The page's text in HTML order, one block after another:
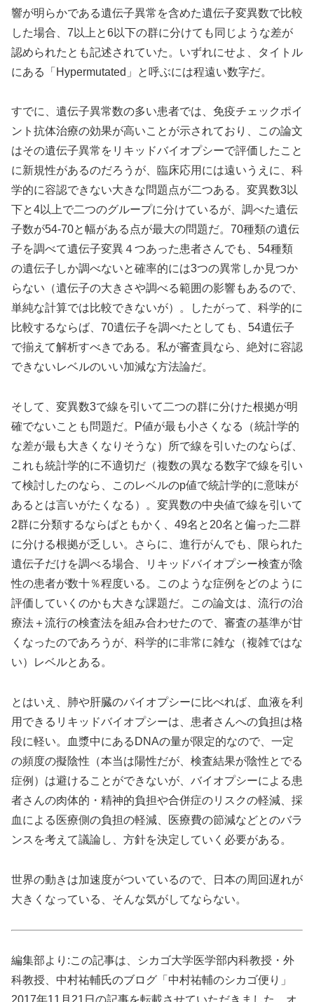
響が明らかである遺伝子異常を含めた遺伝子変異数で比較
した場合、7以上と6以下の群に分けても同じような差が
認められたとも記述されていた。いずれにせよ、タイトル
にある「Hypermutated」と呼ぶには程遠い数字だ。
すでに、遺伝子異常数の多い患者では、免疫チェックポイ
ント抗体治療の効果が高いことが示されており、この論文
はその遺伝子異常をリキッドバイオプシーで評価したこと
に新規性があるのだろうが、臨床応用には遠いうえに、科
学的に容認できない大きな問題点が二つある。変異数3以
下と4以上で二つのグループに分けているが、調べた遺伝
子数が54-70と幅がある点が最大の問題だ。70種類の遺伝
子を調べて遺伝子変異４つあった患者さんでも、54種類
の遺伝子しか調べないと確率的には3つの異常しか見つか
らない（遺伝子の大きさや調べる範囲の影響もあるので、
単純な計算では比較できないが）。したがって、科学的に
比較するならば、70遺伝子を調べたとしても、54遺伝子
で揃えて解析すべきである。私が審査員なら、絶対に容認
できないレベルのいい加減な方法論だ。
そして、変異数3で線を引いて二つの群に分けた根拠が明
確でないことも問題だ。P値が最も小さくなる（統計学的
な差が最も大きくなりそうな）所で線を引いたのならば、
これも統計学的に不適切だ（複数の異なる数字で線を引い
て検討したのなら、このレベルのp値で統計学的に意味が
あるとは言いがたくなる）。変異数の中央値で線を引いて
2群に分類するならばともかく、49名と20名と偏った二群
に分ける根拠が乏しい。さらに、進行がんでも、限られた
遺伝子だけを調べる場合、リキッドバイオプシー検査が陰
性の患者が数十％程度いる。このような症例をどのように
評価していくのかも大きな課題だ。この論文は、流行の治
療法＋流行の検査法を組み合わせたので、審査の基準が甘
くなったのであろうが、科学的に非常に雑な（複雑ではな
い）レベルとある。
とはいえ、肺や肝臓のバイオプシーに比べれば、血液を利
用できるリキッドバイオプシーは、患者さんへの負担は格
段に軽い。血漿中にあるDNAの量が限定的なので、一定
の頻度の擬陰性（本当は陽性だが、検査結果が陰性とでる
症例）は避けることができないが、バイオプシーによる患
者さんの肉体的・精神的負担や合併症のリスクの軽減、採
血による医療側の負担の軽減、医療費の節減などとのバラ
ンスを考えて議論し、方針を決定していく必要がある。
世界の動きは加速度がついているので、日本の周回遅れが
大きくなっている、そんな気がしてならない。
編集部より:この記事は、シカゴ大学医学部内科教授・外
科教授、中村祐輔氏のブログ「中村祐輔のシカゴ便り」